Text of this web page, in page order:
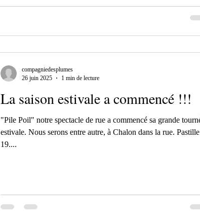
La saison estivale a commencé !!!
"Pile Poil" notre spectacle de rue a commencé sa grande tournée
estivale. Nous serons entre autre, à Chalon dans la rue. Pastille
19....
compagniedesplumes
26 juin 2025
1 min de lecture